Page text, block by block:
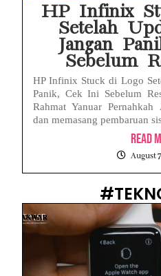
HP Infinix
Setelah
Jangan
Sebelum
HP Infinix Stuck di Logo
Panik, Cek Ini Sebelum
Rahmat Yanuar
dan memasang pembaruan
Read
August